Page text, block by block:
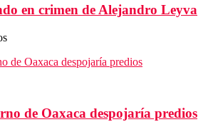
en crimen de Alejandro Leyva
en
SEGOB
en
de Oaxaca despojaría predios